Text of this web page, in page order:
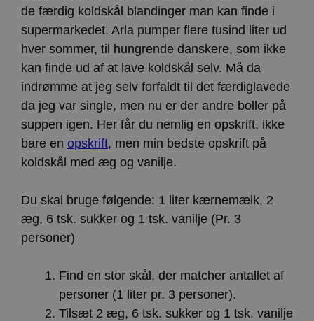
de færdig koldskål blandinger man kan finde i
supermarkedet. Arla pumper flere tusind liter ud
hver sommer, til hungrende danskere, som ikke
kan finde ud af at lave koldskål selv. Må da
indrømme at jeg selv forfaldt til det færdiglavede
da jeg var single, men nu er der andre boller på
suppen igen. Her får du nemlig en opskrift, ikke
bare en opskrift, men min bedste opskrift på
koldskål med æg og vanilje.
Du skal bruge følgende: 1 liter kærnemælk, 2
æg, 6 tsk. sukker og 1 tsk. vanilje (Pr. 3
personer)
Find en stor skål, der matcher antallet af
personer (1 liter pr. 3 personer).
Tilsæt 2 æg, 6 tsk. sukker og 1 tsk. vanilje